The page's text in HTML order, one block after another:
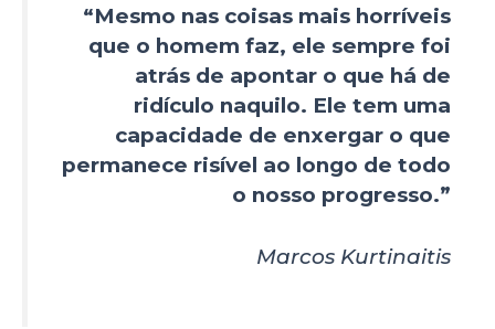
“Mesmo nas coisas mais horríveis
que o homem faz, ele sempre foi
atrás de apontar o que há de
ridículo naquilo. Ele tem uma
capacidade de enxergar o que
permanece risível ao longo de todo
o nosso progresso.”
Marcos Kurtinaitis